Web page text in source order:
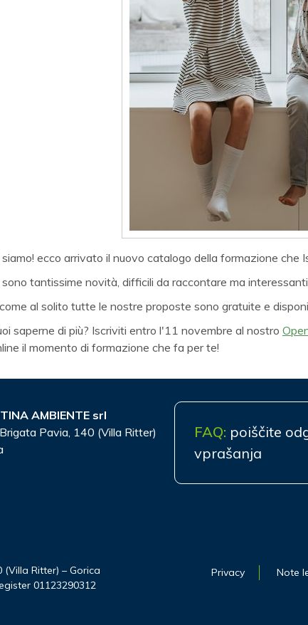
siamo! ecco arrivato il nuovo catalogo della formazione che
sono tantissime novità, difficili da raccontare ma
al solito tutte le nostre proposte sono gratuite e
saperne di più? Iscriviti entro l'11 novembre al nostro
il momento di formazione che fa per te!
AMBIENTE srl
Pavia, 140 (Villa Ritter)
FAQ: poiščite
vprašanja
(Villa Ritter) – Gorica
01123290312
Privacy Note